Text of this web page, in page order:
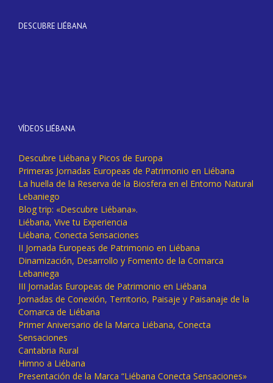
DESCUBRE LIÉBANA
VÍDEOS LIÉBANA
Descubre Liébana y Picos de Europa
Primeras Jornadas Europeas de Patrimonio en Liébana
La huella de la Reserva de la Biosfera en el Entorno Natural
Lebaniego
Blog trip: «Descubre Liébana».
Liébana, Vive tu Experiencia
Liébana, Conecta Sensaciones
II Jornada Europeas de Patrimonio en Liébana
Dinamización, Desarrollo y Fomento de la Comarca
Lebaniega
III Jornadas Europeas de Patrimonio en Liébana
Jornadas de Conexión, Territorio, Paisaje y Paisanaje de la
Comarca de Liébana
Primer Aniversario de la Marca Liébana, Conecta
Sensaciones
Cantabria Rural
Himno a Liébana
Presentación de la Marca “Liébana Conecta Sensaciones»